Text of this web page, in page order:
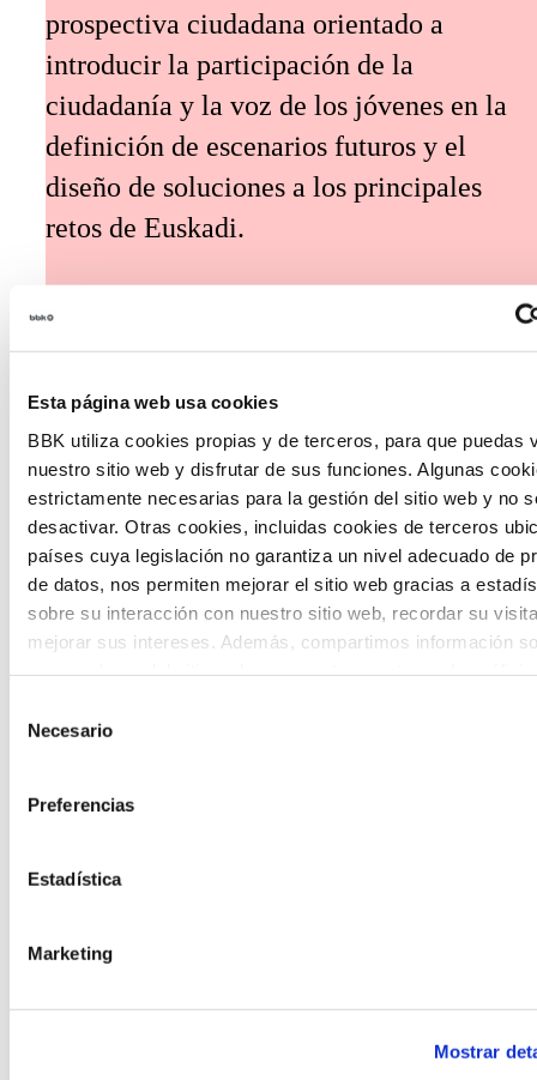
Esta página web usa cookies
BBK utiliza cookies propias y de terceros, para que puedas
nuestro sitio web y disfrutar de sus funciones. Algunas
estrictamente necesarias para la gestión del sitio web y no
desactivar. Otras cookies, incluidas cookies de terceros
países cuya legislación no garantiza un nivel adecuado de
de datos, nos permiten mejorar el sitio web gracias a
sobre su interacción con nuestro sitio web, recordar su
mejorar sus intereses. Además, compartimos información
proporcionado o que hayan recopilado a partir del uso que
Necesario
Preferencias
Estadística
Marketing
Mostrar
prospectiva ciudadana orientado a
introducir la participación de la
ciudadanía y la voz de los jóvenes en la
definición de escenarios futuros y el
diseño de soluciones a los principales
retos de Euskadi.
The Future Game
The Future Game es un laboratorio de
participación juvenil que recoge las
cosmovisiones de las nuevas generaciones
en las temáticas que más les preocupan
hacia el futuro a través de una experiencia
Convocatorias